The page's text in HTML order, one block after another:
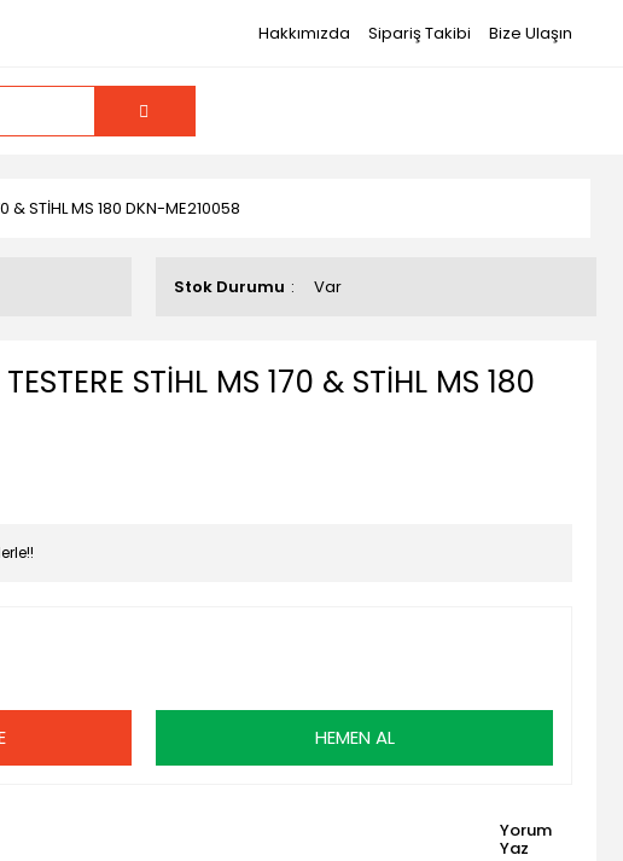
Hakkımızda Sipariş Takibi Bize Ulaşın
& STİHL MS 180 DKN-ME210058
Stok Durumu Var
STİHL MS 170 & STİHL MS 180
HEMEN AL
Yorum
Yaz